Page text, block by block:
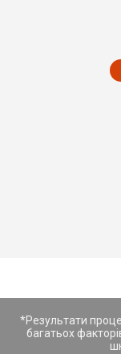
*Результати
багатьох